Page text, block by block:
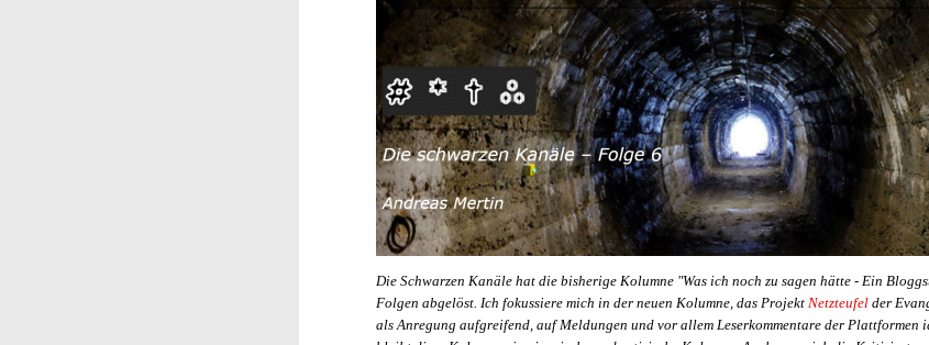
Die Schwarzen Kanäle hat die bisherige Kolumne "Was ich noch zu sagen hätte - Ein
Folgen abgelöst. Ich fokussiere mich in der neuen Kolumne, das Projekt Netzteufel der
als Anregung aufgreifend, auf Meldungen und vor allem Leserkommentare der Plattformen